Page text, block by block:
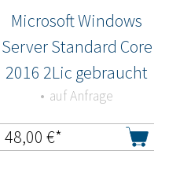
Microsoft Windows
Server Standard Core
2016 2Lic gebraucht
auf Anfrage
48,00 €*